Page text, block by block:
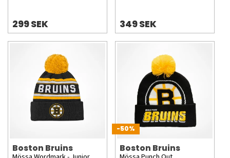
299 SEK 349 SEK
Boston Bruins
-50%
Boston Bruins